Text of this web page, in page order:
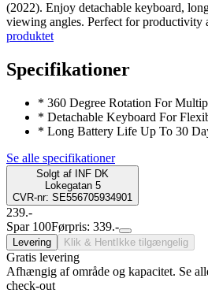
(2022). Enjoy detachable keyboard,
viewing angles. Perfect for productivity
produktet
Specifikationer
* 360 Degree Rotation For
* Detachable Keyboard For
* Long Battery Life Up To 30
Se alle specifikationer
Solgt af
INF DK
Lokegatan 5
CVR-nr: SE556705934901
239.-
Spar 100Førpris: 339.-
Levering Klik & Hent Ikke tilgængelig
Gratis levering
Afhængig af område og kapacitet. Se
check-out